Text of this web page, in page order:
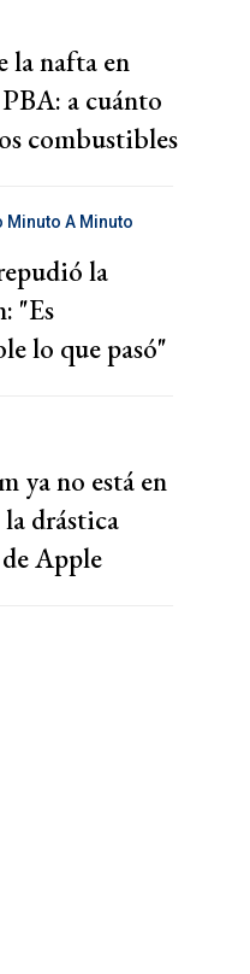
la nafta en
a cuánto
combustibles
Minuto A Minuto
la
"Es
lo que pasó"
ya no está en
drástica
Apple